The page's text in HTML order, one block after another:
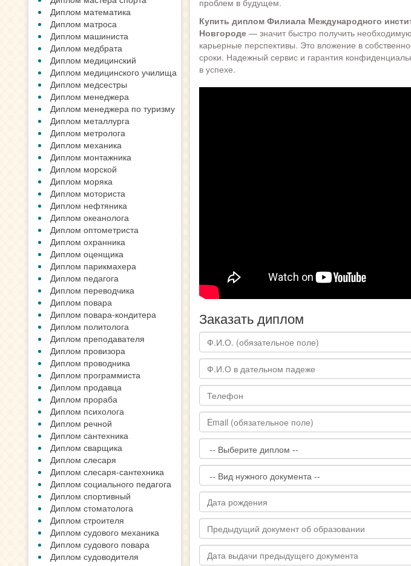
Диплом математика
Диплом матроса
Диплом машиниста
Диплом медбрата
Диплом медицинский
Диплом медицинского училища
Диплом медсестры
Диплом менеджера
Диплом менеджера по туризму
Диплом металлурга
Диплом метролога
Диплом механика
Диплом монтажника
Диплом морской
Диплом моряка
Диплом моториста
Диплом нефтяника
Диплом океанолога
Диплом оптометриста
Диплом охранника
Диплом оценщика
Диплом парикмахера
Диплом педагога
Диплом переводчика
Диплом повара
Диплом повара-кондитера
Диплом политолога
Диплом преподавателя
Диплом провизора
Диплом проводника
Диплом программиста
Диплом продавца
Диплом прораба
Диплом психолога
Диплом речной
Диплом сантехника
Диплом сварщика
Диплом слесаря
Диплом слесаря-сантехника
Диплом социального педагога
Диплом спортивный
Диплом стоматолога
Диплом строителя
Диплом судового механика
Диплом судового повара
Диплом судоводителя
проблем в будущем.
Купить диплом Филиала Международного
Новгороде— значит быстро получить
карьерные перспективы. Это вложение в
сроки. Надежный сервис и гарантия
в успехе.
Заказать диплом